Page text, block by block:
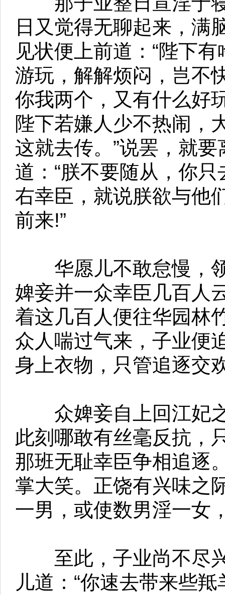
日又觉得无聊起来，满
见状便上前道：“陛下
游玩，解解烦闷，岂不
你我两个，又有什么好
陛下若嫌人少不热闹，
这就去传。”说罢，就
道：“朕不要随从，你
右幸臣，就说朕欲与他
前来!”
华愿儿不敢怠慢，领
婢妾并一众幸臣几百人
着这几百人便往华园林
众人喘过气来，子业便
身上衣物，只管追逐交
众婢妾自上回江妃之
此刻哪敢有丝毫反抗，
那班无耻幸臣争相追逐
掌大笑。正饶有兴味之
一男，或使数男淫一女
至此，子业尚不尽兴
儿道：“你速去带来些